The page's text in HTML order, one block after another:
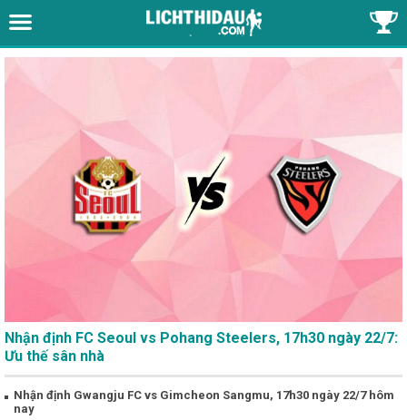
Nhận định FC Seoul vs Pohang Steelers, 17h30 ngày 22/7:
Ưu thế sân nhà
Nhận định Gwangju FC vs Gimcheon Sangmu, 17h30 ngày 22/7 hôm
nay